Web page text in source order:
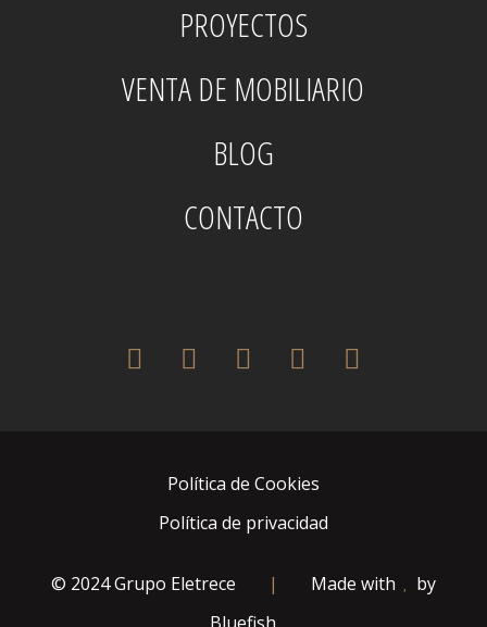
PROYECTOS
VENTA DE MOBILIARIO
BLOG
CONTACTO
twitter facebookpinterestinstagram
houzz
Política de Cookies
Política de privacidad
© 2024 Grupo Eletrece | Made with
by